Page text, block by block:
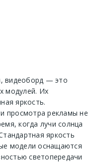
видеоборд — это
модулей. Их
яркость.
просмотра рекламы не
когда лучи солнца
яркость
модели оснащаются
светопередачи